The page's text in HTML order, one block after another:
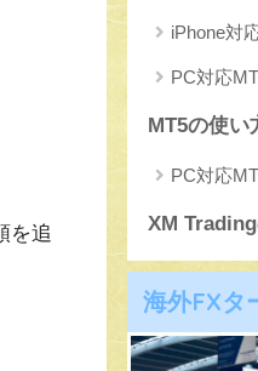
を追
iPhone対
PC対応
MT5の使い
PC対応
XM
海外FXタ